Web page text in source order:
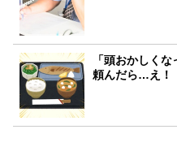
「頭おかしく
頼んだら…え！